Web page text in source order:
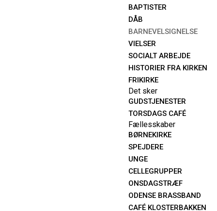
BAPTISTER
DÅB
BARNEVELSIGNELSE
VIELSER
SOCIALT ARBEJDE
HISTORIER FRA KIRKEN
FRIKIRKE
Det sker
GUDSTJENESTER
TORSDAGS CAFÉ
Fællesskaber
BØRNEKIRKE
SPEJDERE
UNGE
CELLEGRUPPER
ONSDAGSTRÆF
ODENSE BRASSBAND
CAFÉ KLOSTERBAKKEN